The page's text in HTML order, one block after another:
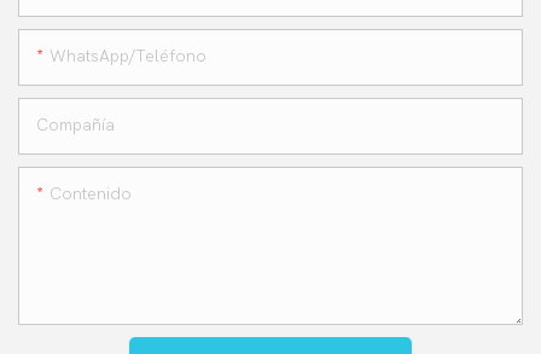
WhatsApp/teléfono
Compañía
Contenido